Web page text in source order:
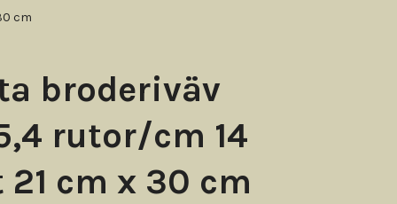
cm
broderiväv
rutor/cm 14
cm x 30 cm